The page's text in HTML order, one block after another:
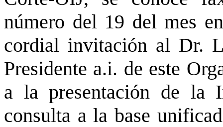
número del 19 del mes
cordial invitación al Dr.
Presidente a.i. de este
a la presentación de la
consulta a la base